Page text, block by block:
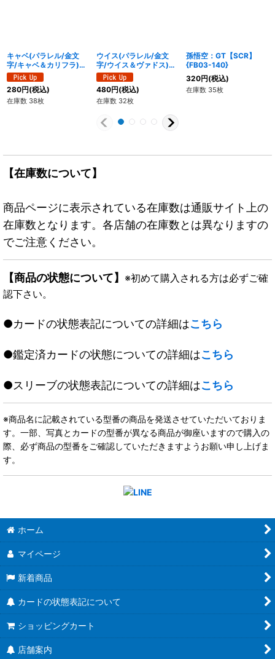
キャベ(パラレル/金文
字/キャベ＆カリフラ)
【UC☆】{FB01-007}
280円(税込)
在庫数 38枚
ウイス(パラレル/金文
字/ウイス＆ヴァドス)
【UC☆】{FB01-004}
480円(税込)
在庫数 32枚
孫悟空：GT【SCR】
{FB03-140}
320円(税込)
在庫数 35枚
【在庫数について】
商品ページに表示されている在庫数は通販サイト上の
在庫数となります。各店舗の在庫数とは異なりますの
でご注意ください。
【商品の状態について】 ※初めて購入される方は必ずご確
認下さい。
●カードの状態表記についての詳細はこちら
●鑑定済カードの状態についての詳細はこちら
●スリーブの状態表記についての詳細はこちら
※商品名に記載されている型番の商品を発送させていただいておりま
す。一部、写真とカードの型番が異なる商品が御座いますので購入の
際、必ず商品の型番をご確認していただきますようお願い申し上げま
す。
ホーム
マイページ
新着商品
カードの状態表記について
ショッピングカート
店舗案内